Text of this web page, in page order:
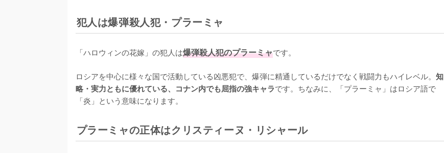
犯人は爆弾殺人犯・プラーミャ
「ハロウィンの花嫁」の犯人は爆弾殺人犯のプラーミャです。
ロシアを中心に様々な国で活動している凶悪犯で、爆弾に精通しているだけでなく戦闘力もハイレベル。 知
略・実力ともに優れている、コナン内でも屈指の強キャラです。ちなみに、「プラーミャ」はロシア語で
「炎」という意味になります。
プラーミャの正体はクリスティーヌ・リシャール